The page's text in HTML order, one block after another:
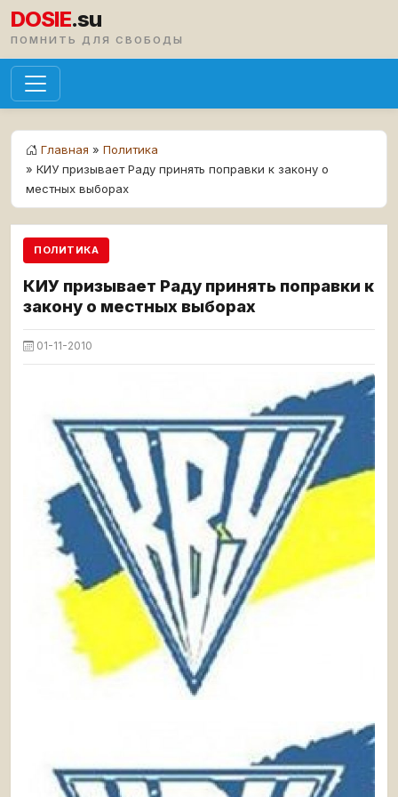
DOSIE.su
ПОМНИТЬ ДЛЯ СВОБОДЫ
Главная » Политика
» КИУ призывает Раду принять поправки к закону о
местных выборах
ПОЛИТИКА
КИУ призывает Раду принять поправки к
закону о местных выборах
01-11-2010